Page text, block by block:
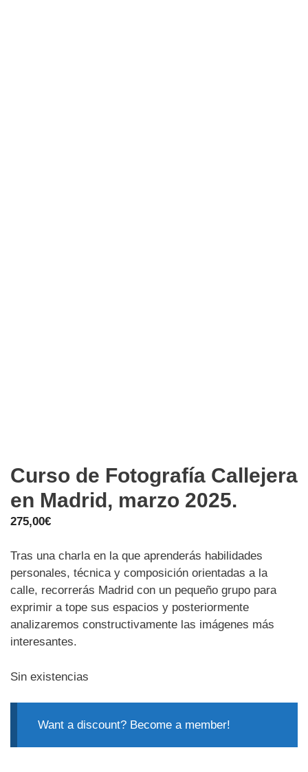
Curso de Fotografía Callejera
en Madrid, marzo 2025.
275,00€
Tras una charla en la que aprenderás habilidades
personales, técnica y composición orientadas a la
calle, recorrerás Madrid con un pequeño grupo para
exprimir a tope sus espacios y posteriormente
analizaremos constructivamente las imágenes más
interesantes.
Sin existencias
Want a discount? Become a member!